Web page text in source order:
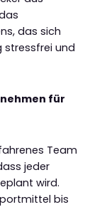
das sich
stressfrei und
für
Team
jeder
wird.
bis